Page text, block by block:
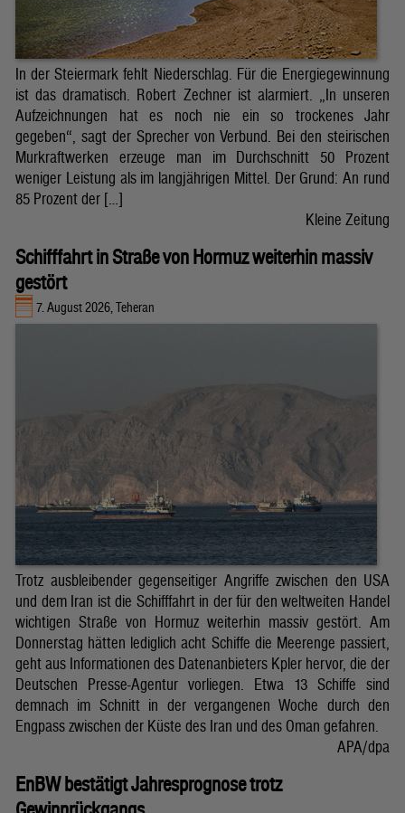
In der Steiermark fehlt Niederschlag. Für die Energiegewinnung
ist das dramatisch. Robert Zechner ist alarmiert. „In unseren
Aufzeichnungen hat es noch nie ein so trockenes Jahr
gegeben“, sagt der Sprecher von Verbund. Bei den steirischen
Murkraftwerken erzeuge man im Durchschnitt 50 Prozent
weniger Leistung als im langjährigen Mittel. Der Grund: An rund
85 Prozent der […]
Kleine Zeitung
Schifffahrt in Straße von Hormuz weiterhin massiv
gestört
7. August 2026, Teheran
Trotz ausbleibender gegenseitiger Angriffe zwischen den USA
und dem Iran ist die Schifffahrt in der für den weltweiten Handel
wichtigen Straße von Hormuz weiterhin massiv gestört. Am
Donnerstag hätten lediglich acht Schiffe die Meerenge passiert,
geht aus Informationen des Datenanbieters Kpler hervor, die der
Deutschen Presse-Agentur vorliegen. Etwa 13 Schiffe sind
demnach im Schnitt in der vergangenen Woche durch den
Engpass zwischen der Küste des Iran und des Oman gefahren.
APA/dpa
EnBW bestätigt Jahresprognose trotz